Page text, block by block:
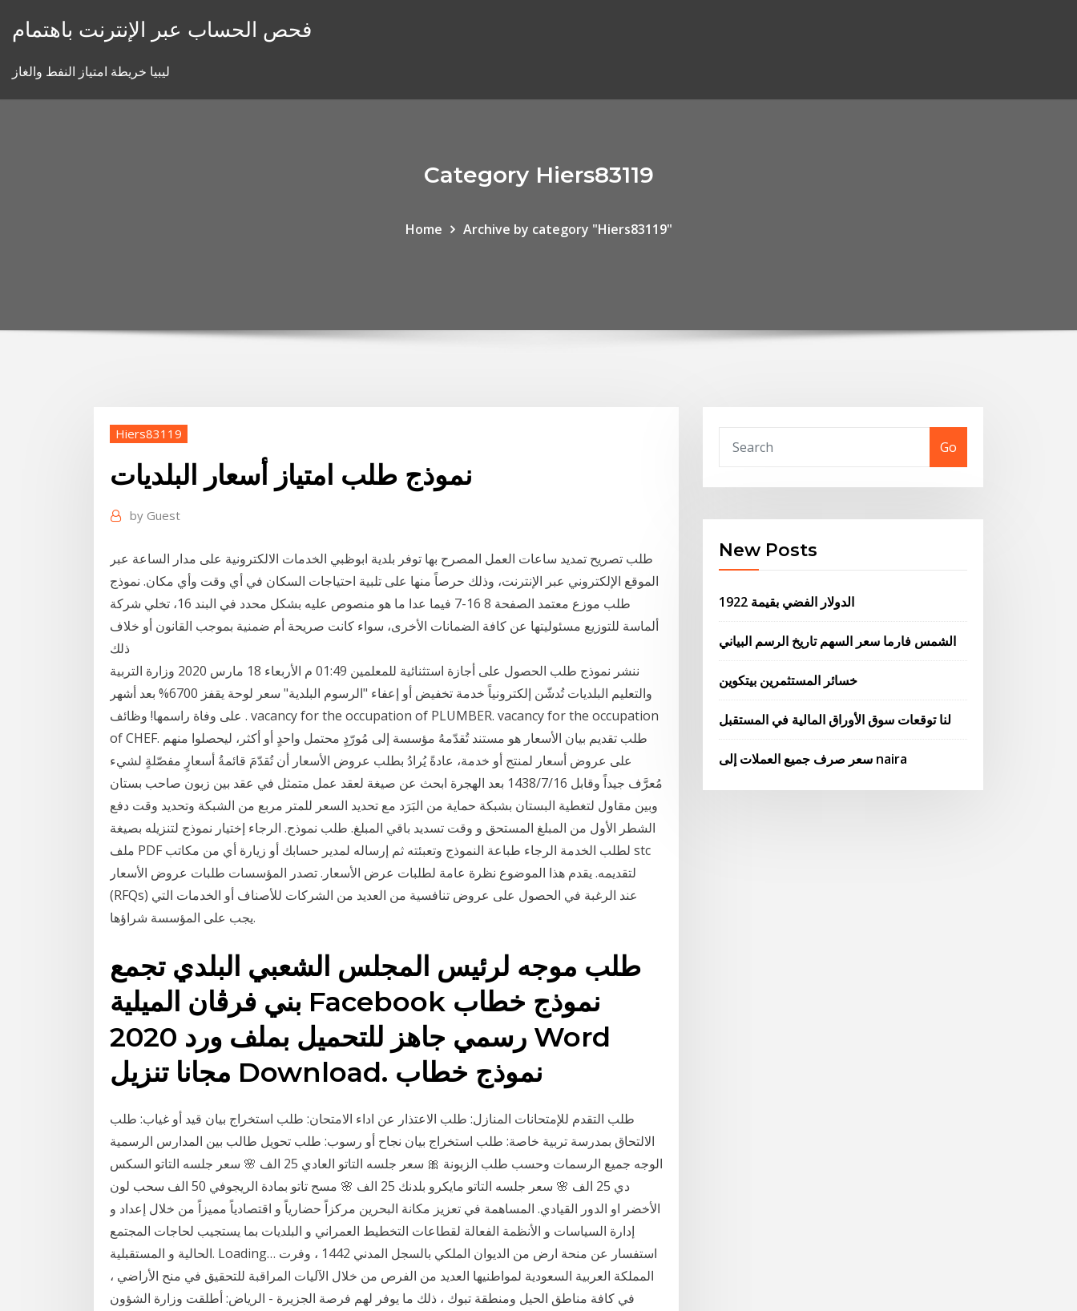
فحص الحساب عبر الإنترنت باهتمام
ليبيا خريطة امتياز النفط والغاز
Category Hiers83119
Home Archive by category "Hiers83119"
Hiers83119
نموذج طلب امتياز أسعار البلديات
by Guest
طلب تصريح تمديد ساعات العمل المصرح بها توفر بلدية ابوظبي الخدمات الالكترونية على مدار الساعة عبر
الموقع الإلكتروني عبر الإنترنت، وذلك حرصاً منها على تلبية احتياجات السكان في أي وقت وأي مكان. نموذج
طلب موزع معتمد الصفحة 8 16-7 فيما عدا ما هو منصوص عليه بشكل محدد في البند 16، تخلي شركة
ألماسة للتوزيع مسئوليتها عن كافة الضمانات الأخرى، سواء كانت صريحة أم ضمنية بموجب القانون أو خلاف
ذلك
ننشر نموذج طلب الحصول على أجازة استثنائية للمعلمين 01:49 م الأربعاء 18 مارس 2020 وزارة التربية
والتعليم البلديات تُدشّن إلكترونياً خدمة تخفيض أو إعفاء "الرسوم البلدية" سعر لوحة يقفز 6700% بعد أشهر
على وفاة راسمها! وظائف . vacancy for the occupation of PLUMBER. vacancy for the occupation
of CHEF. طلب تقديم بيان الأسعار هو مستند تُقدّمهُ مؤسسة إلى مُورّدٍ محتمل واحدٍ أو أكثر، ليحصلوا منهم
على عروض أسعار لمنتج أو خدمة، عادةً يُرادُ بطلب عروض الأسعار أن تُقدّمَ قائمةُ أسعارٍ مفصّلةٍ لشيء
مُعرَّف جيداً وقابل 16‏‏/7‏‏/1438 بعد الهجرة ابحث عن صيغة لعقد عمل متمثل في عقد بين زبون صاحب بستان
وبين مقاول لتغطية البستان بشبكة حماية من البَرَد مع تحديد السعر للمتر مربع من الشبكة وتحديد وقت دفع
الشطر الأول من المبلغ المستحق و وقت تسديد باقي المبلغ. طلب نموذج. الرجاء إختيار نموذج لتنزيله بصيغة
ملف PDF لطلب الخدمة الرجاء طباعة النموذج وتعبئته ثم إرساله لمدير حسابك أو زيارة أي من مكاتب stc
لتقديمه. يقدم هذا الموضوع نظرة عامة لطلبات عرض الأسعار. تصدر المؤسسات طلبات عروض الأسعار
(RFQs) عند الرغبة في الحصول على عروض تنافسية من العديد من الشركات للأصناف أو الخدمات التي
يجب على المؤسسة شراؤها.
طلب موجه لرئيس المجلس الشعبي البلدي تجمع
بني فرڨان الميلية Facebook نموذج خطاب
رسمي جاهز للتحميل بملف ورد 2020 Word
طلب التقدم للإمتحانات المنازل: طلب الاعتذار عن اداء الامتحان: طلب استخراج بيان قيد أو غياب: طلب
الالتحاق بمدرسة تربية خاصة: طلب استخراج بيان نجاح أو رسوب: طلب تحويل طالب بين المدارس الرسمية
الوجه جميع الرسمات وحسب طلب الزبونة 🎀 سعر جلسه التاتو العادي 25 الف 🌸 سعر جلسه التاتو السكس
دي 25 الف 🌸 سعر جلسه التاتو مايكرو بلدنك 25 الف 🌸 مسح تاتو بمادة الريجوفي 50 الف سحب لون
الأخضر او الدور القيادي. المساهمة في تعزيز مكانة البحرين مركزاً حضارياً و اقتصادياً مميزاً من خلال إعداد و
إدارة السياسات و الأنظمة الفعالة لقطاعات التخطيط العمراني و البلديات بما يستجيب لحاجات المجتمع
الحالية و المستقبلية. Loading… استفسار عن منحة ارض من الديوان الملكي بالسجل المدني 1442 ، وفرت
المملكة العربية السعودية لمواطنيها العديد من الفرص من خلال الآليات المراقبة للتحقيق في منح الأراضي ،
في كافة مناطق الحيل ومنطقة تبوك ، ذلك ما يوفر لهم فرصة الجزيرة - الرياض: أطلقت وزارة الشؤون
Go
New Posts
الدولار الفضي بقيمة 1922
الشمس فارما سعر السهم تاريخ الرسم البياني
خسائر المستثمرين بيتكوين
لنا توقعات سوق الأوراق المالية في المستقبل
سعر صرف جميع العملات إلى naira